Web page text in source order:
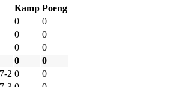
Kamp Poeng
0
0
0
0
0
0
0
0
2 0
0